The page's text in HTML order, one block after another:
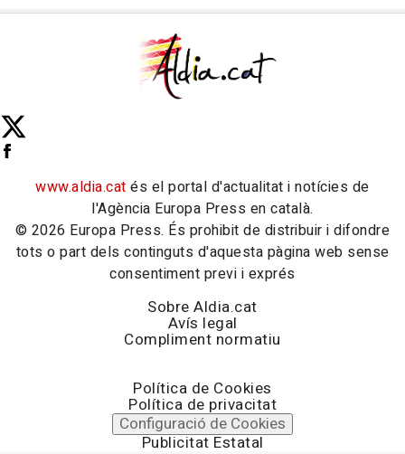
www.aldia.cat és el portal d'actualitat i notícies de
l'Agència Europa Press en català.
© 2026 Europa Press. És prohibit de distribuir i difondre
tots o part dels continguts d'aquesta pàgina web sense
consentiment previ i exprés
Sobre Aldia.cat
Avís legal
Compliment normatiu
Política de Cookies
Política de privacitat
Configuració de Cookies
Publicitat Estatal